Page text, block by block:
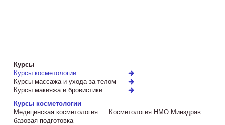
Курсы
Курсы косметологии
Курсы массажа и ухода за телом
Курсы макияжа и бровистики
Курсы косметологии
Медицинская косметология
базовая подготовка
Косметология НМО Минздрав